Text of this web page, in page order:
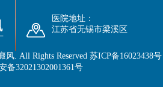
医院地址：
江苏省无锡市梁溪区
风. All Rights Reserved 苏ICP备16023438号
备32021302001361号